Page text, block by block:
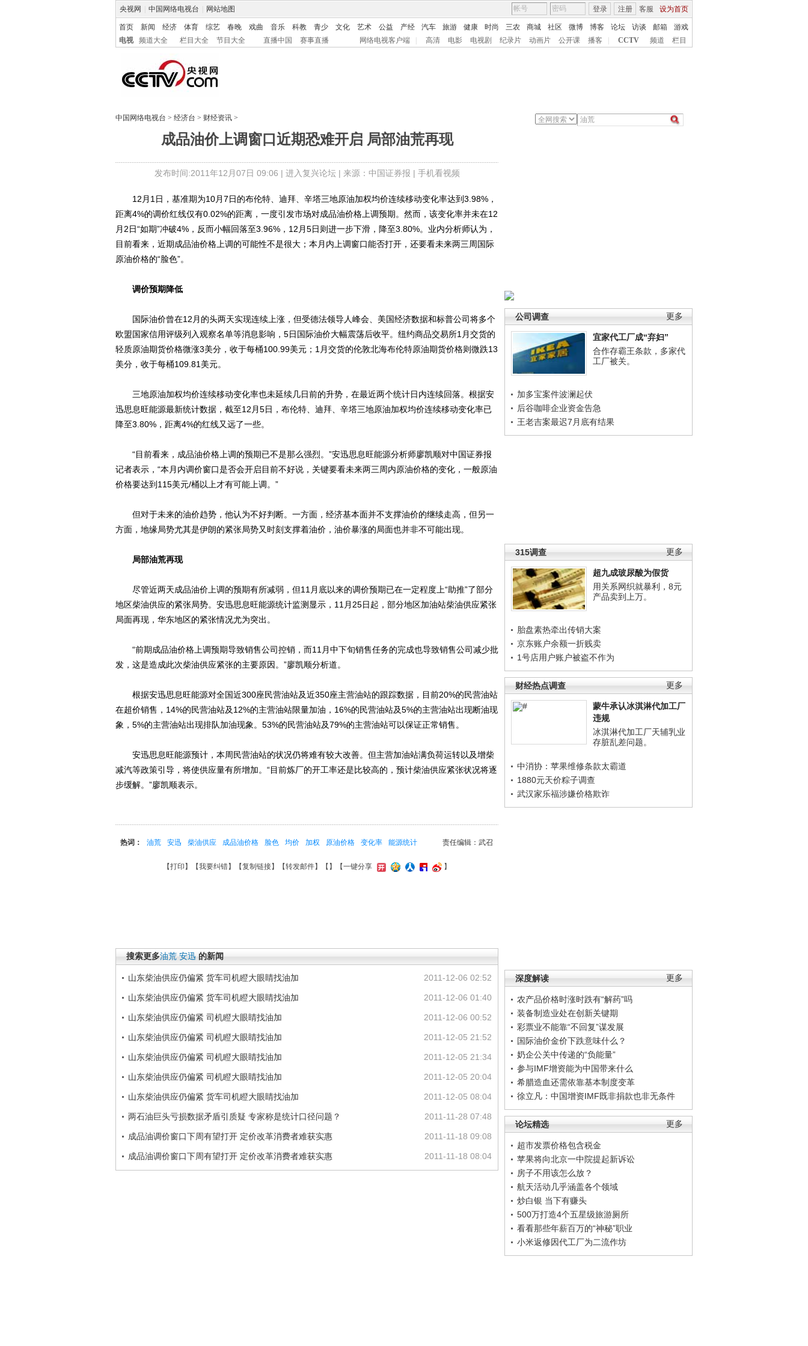
央视网 中国网络电视台 网站地图 客服 设为首页
登录 注册
首页 新闻 经济 体育 综艺 春晚 戏曲 音乐 科教 青少 文化 艺术 公益 产经 汽车 旅游 健康 时尚 三农 商城 社区 微博 博客 论坛 访谈 邮箱
游戏
电视
频道大全 栏目大全 节目大全 直播中国 赛事直播 网络电视客户端 高清 电影 电视剧 纪录片 动画片 公开课 播客 CCTV 频道 栏目
中国网络电视台 > 经济台 > 财经资讯 >
成品油价上调窗口近期恐难开启 局部油荒再现
发布时间:2011年12月07日 09:06 | 进入复兴论坛| 来源：中国证券报 | 手机看视频
更多
公司调查
宜家代工厂成“弃妇”
合作存霸王条款，多家代
工厂被关。
加多宝案件波澜起伏
后谷咖啡企业资金告急
王老吉案最迟7月底有结果
更多
315调查
超九成玻尿酸为假货
用关系网织就暴利，8元
产品卖到上万。
胎盘素热牵出传销大案
京东账户余额一折贱卖
1号店用户账户被盗不作为
更多
财经热点调查
蒙牛承认冰淇淋代加工厂
违规
冰淇淋代加工厂天辅乳业
存脏乱差问题。
中消协：苹果维修条款太霸道
1880元天价粽子调查
武汉家乐福涉嫌价格欺诈
更多
深度解读
农产品价格时涨时跌有“解药”吗
装备制造业处在创新关键期
彩票业不能靠“不回复”谋发展
国际油价金价下跌意味什么？
奶企公关中传递的“负能量”
参与IMF增资能为中国带来什么
希腊造血还需依靠基本制度变革
徐立凡：中国增资IMF既非捐款也非无条件
更多
论坛精选
超市发票价格包含税金
苹果将向北京一中院提起新诉讼
房子不用该怎么放？
航天活动几乎涵盖各个领域
炒白银 当下有赚头
500万打造4个五星级旅游厕所
看看那些年薪百万的“神秘”职业
小米返修因代工厂为二流作坊
12月1日，基准期为10月7日的布伦特、迪拜、辛塔三地原油加权均价连续移动变化率达到3.98%，
距离4%的调价红线仅有0.02%的距离，一度引发市场对成品油价格上调预期。然而，该变化率并未在12
月2日“如期”冲破4%，反而小幅回落至3.96%，12月5日则进一步下滑，降至3.80%。业内分析师认为，
目前看来，近期成品油价格上调的可能性不是很大；本月内上调窗口能否打开，还要看未来两三周国际
原油价格的“脸色”。
调价预期降低
国际油价曾在12月的头两天实现连续上涨，但受德法领导人峰会、美国经济数据和标普公司将多个
欧盟国家信用评级列入观察名单等消息影响，5日国际油价大幅震荡后收平。纽约商品交易所1月交货的
轻质原油期货价格微涨3美分，收于每桶100.99美元；1月交货的伦敦北海布伦特原油期货价格则微跌13
美分，收于每桶109.81美元。
三地原油加权均价连续移动变化率也未延续几日前的升势，在最近两个统计日内连续回落。根据安
迅思息旺能源最新统计数据，截至12月5日，布伦特、迪拜、辛塔三地原油加权均价连续移动变化率已
降至3.80%，距离4%的红线又远了一些。
“目前看来，成品油价格上调的预期已不是那么强烈。”安迅思息旺能源分析师廖凯顺对中国证券报
记者表示，“本月内调价窗口是否会开启目前不好说，关键要看未来两三周内原油价格的变化，一般原油
价格要达到115美元/桶以上才有可能上调。”
但对于未来的油价趋势，他认为不好判断。一方面，经济基本面并不支撑油价的继续走高，但另一
方面，地缘局势尤其是伊朗的紧张局势又时刻支撑着油价，油价暴涨的局面也并非不可能出现。
局部油荒再现
尽管近两天成品油价上调的预期有所减弱，但11月底以来的调价预期已在一定程度上“助推”了部分
地区柴油供应的紧张局势。安迅思息旺能源统计监测显示，11月25日起，部分地区加油站柴油供应紧张
局面再现，华东地区的紧张情况尤为突出。
“前期成品油价格上调预期导致销售公司控销，而11月中下旬销售任务的完成也导致销售公司减少批
发，这是造成此次柴油供应紧张的主要原因。”廖凯顺分析道。
根据安迅思息旺能源对全国近300座民营油站及近350座主营油站的跟踪数据，目前20%的民营油站
在超价销售，14%的民营油站及12%的主营油站限量加油，16%的民营油站及5%的主营油站出现断油现
象，5%的主营油站出现排队加油现象。53%的民营油站及79%的主营油站可以保证正常销售。
安迅思息旺能源预计，本周民营油站的状况仍将难有较大改善。但主营加油站满负荷运转以及增柴
减汽等政策引导，将使供应量有所增加。“目前炼厂的开工率还是比较高的，预计柴油供应紧张状况将逐
步缓解。”廖凯顺表示。
责任编辑：武召
热词： 油荒 安迅 柴油供应 成品油价格 脸色 均价 加权 原油价格 变化率 能源统计
【打印 】【我要纠错】【复制链接】【转发邮件】【 】 【一键分享 】
搜索更多油荒 安迅 的新闻
2011-12-06 02:52
山东柴油供应仍偏紧 货车司机瞪大眼睛找油加
2011-12-06 01:40
山东柴油供应仍偏紧 货车司机瞪大眼睛找油加
2011-12-06 00:52
山东柴油供应仍偏紧 司机瞪大眼睛找油加
2011-12-05 21:52
山东柴油供应仍偏紧 司机瞪大眼睛找油加
2011-12-05 21:34
山东柴油供应仍偏紧 司机瞪大眼睛找油加
2011-12-05 20:04
山东柴油供应仍偏紧 司机瞪大眼睛找油加
2011-12-05 08:04
山东柴油供应仍偏紧 货车司机瞪大眼睛找油加
2011-11-28 07:48
两石油巨头亏损数据矛盾引质疑 专家称是统计口径问题？
2011-11-18 09:08
成品油调价窗口下周有望打开 定价改革消费者难获实惠
2011-11-18 08:04
成品油调价窗口下周有望打开 定价改革消费者难获实惠